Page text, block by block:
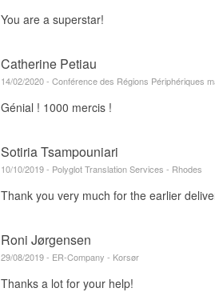
You are a superstar!
Catherine Petiau
14/02/2020 - Conférence des Régions Périphériques
Génial ! 1000 mercis !
Sotiria Tsampouniari
10/10/2019 - Polyglot Translation Services - Rhodes
Thank you very much for the earlier
Roni Jørgensen
29/08/2019 - ER-Company - Korsør
Thanks a lot for your help!